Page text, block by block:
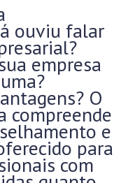
ouviu falar
empresa
O
compreende
e
para
com